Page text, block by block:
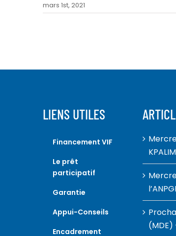
mars 1st, 2021
LIENS UTILES
Financement VIF
Le prêt
participatif
Garantie
Appui-Conseils
Encadrement
(MDE)